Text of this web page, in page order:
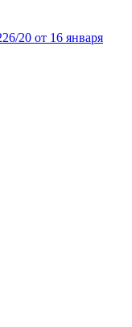
20 от 16 января